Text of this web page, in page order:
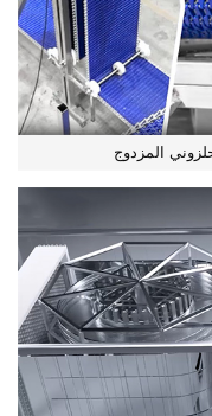
المزدوج